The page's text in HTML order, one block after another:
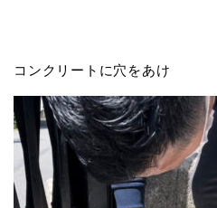
コンクリートに穴をあけ